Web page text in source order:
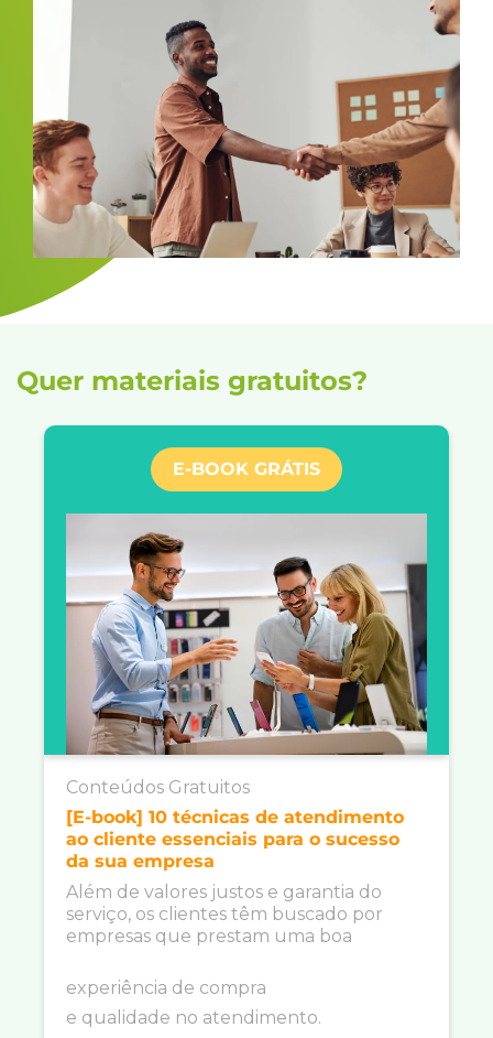
Quer materiais gratuitos?
E-BOOK GRÁTIS
Conteúdos Gratuitos
[E-book] 10 técnicas de atendimento
ao cliente essenciais para o sucesso
da sua empresa
Além de valores justos e garantia do
serviço, os clientes têm buscado por
empresas que prestam uma boa
experiência de compra
e qualidade no atendimento.